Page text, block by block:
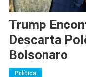
Trump
Descarta
Bolsonaro
Política